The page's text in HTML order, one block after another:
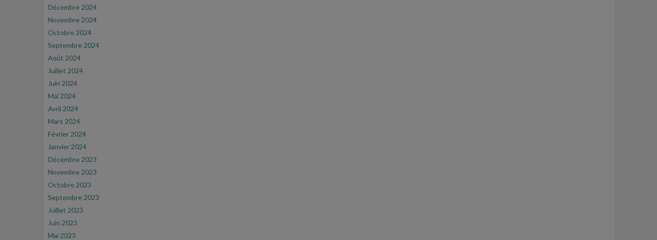
Décembre 2024
Novembre 2024
Octobre 2024
Septembre 2024
Août 2024
Juillet 2024
Juin 2024
Mai 2024
Avril 2024
Mars 2024
Février 2024
Janvier 2024
Décembre 2023
Novembre 2023
Octobre 2023
Septembre 2023
Juillet 2023
Juin 2023
Mai 2023